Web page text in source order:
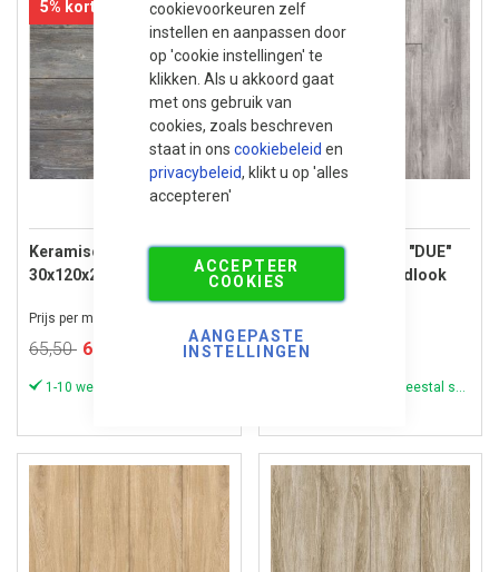
cookievoorkeuren zelf
instellen en aanpassen door
op 'cookie instellingen' te
klikken. Als u akkoord gaat
met ons gebruik van
cookies, zoals beschreven
staat in ons cookiebeleid en
privacybeleid, klikt u op 'alles
accepteren'
ACCEPTEER
COOKIES
AANGEPASTE
INSTELLINGEN
5% korting
Keramische Tegel "DUE"
30x120x2 cm Woodlook
Prijs per m²
65,50 Speciale
61,95
5% korting
Keramische Tegel "DUE"
30x120x2 cm Woodlook
Grey Wash
65,50
1-10 werkdagen (meestal sneller)